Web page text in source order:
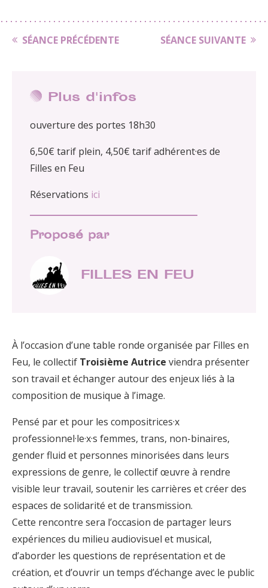
SÉANCE PRÉCÉDENTE SÉANCE SUIVANTE
Plus d'infos
ouverture des portes 18h30
6,50€ tarif plein, 4,50€ tarif adhérent·es de
Filles en Feu
Réservations ici
Proposé par
FILLES EN FEU
À l’occasion d’une table ronde organisée par Filles en
Feu, le collectif Troisième Autrice viendra présenter
son travail et échanger autour des enjeux liés à la
composition de musique à l’image.
Pensé par et pour les compositrices·x
professionnel·le·x·s femmes, trans, non-binaires,
gender fluid et personnes minorisées dans leurs
expressions de genre, le collectif œuvre à rendre
visible leur travail, soutenir les carrières et créer des
espaces de solidarité et de transmission.
Cette rencontre sera l’occasion de partager leurs
expériences du milieu audiovisuel et musical,
d’aborder les questions de représentation et de
création, et d’ouvrir un temps d’échange avec le public